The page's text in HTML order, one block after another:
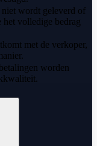
wordt geleverd of
volledige bedrag
met de verkoper,
worden